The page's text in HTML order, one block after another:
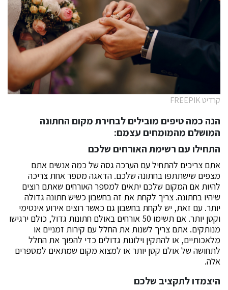
קרדיט FREEPIK
הנה כמה טיפים מובילים לבחירת מקום החתונה
המושלם מהמומחים עצמם:
התחילו עם רשימת האורחים שלכם
אתם צריכים להתחיל עם הערכה גסה של כמה אנשים אתם
מצפים שישתתפו בחתונה שלכם. הדאגה מספר אחת צריכה
להיות אם המקום שלכם יתאים למספר האורחים שאתם רוצים
שיהיו בחתונה. צריך לקחת את זה בחשבון כשיש חתונה גדולה
יותר. עם זאת, יש לקחת בחשבון גם כאשר רוצים אירוע אינטימי
וקטן יותר. אם תשימו 50 אורחים באולם חתונות גדול, כולם ירגישו
מנותקים. אתם צריך לשנות את החלל עם קירות זמניים או
מלאכותיים, או להתקין וילונות גדולים כדי להפוך את החלל
לתחושה של אולם קטן יותר או למצוא מקום שמתאים למספרים
אלה.
היצמדו לתקציב שלכם